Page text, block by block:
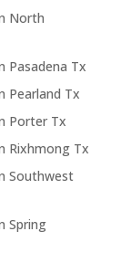
North
Pasadena Tx
Pearland Tx
Porter Tx
Rixhmong Tx
Southwest
Spring